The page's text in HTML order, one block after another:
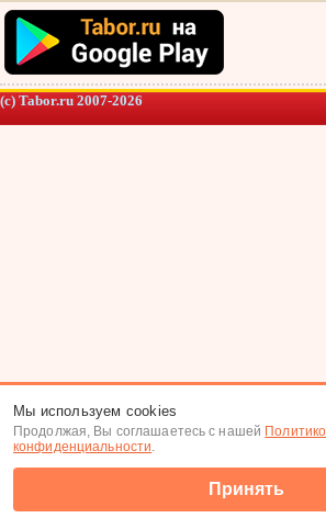
(c) Tabor.ru 2007-2026
Мы используем cookies
Продолжая, Вы соглашаетесь с нашей
конфиденциальности.
Принять